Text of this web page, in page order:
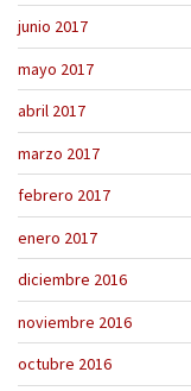
junio 2017
mayo 2017
abril 2017
marzo 2017
febrero 2017
enero 2017
diciembre 2016
noviembre 2016
octubre 2016